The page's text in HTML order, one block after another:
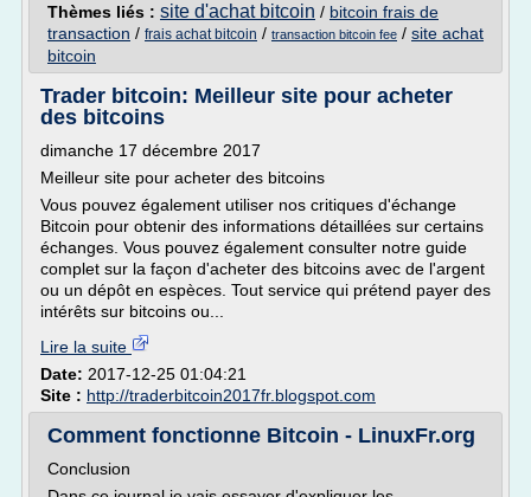
Thèmes liés : site d'achat bitcoin / bitcoin frais de
transaction / frais achat bitcoin / transaction bitcoin fee / site achat
bitcoin
Trader bitcoin: Meilleur site pour acheter
des bitcoins
dimanche 17 décembre 2017
Meilleur site pour acheter des bitcoins
Vous pouvez également utiliser nos critiques d'échange
Bitcoin pour obtenir des informations détaillées sur certains
échanges. Vous pouvez également consulter notre guide
complet sur la façon d'acheter des bitcoins avec de l'argent
ou un dépôt en espèces. Tout service qui prétend payer des
intérêts sur bitcoins ou...
Lire la suite
Date: 2017-12-25 01:04:21
Site : http://traderbitcoin2017fr.blogspot.com
Comment fonctionne Bitcoin - LinuxFr.org
Conclusion